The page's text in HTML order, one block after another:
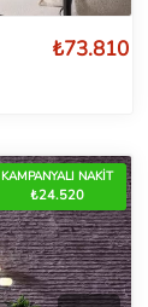
₺73.810
KAMPANYALI NAKİT
₺24.520